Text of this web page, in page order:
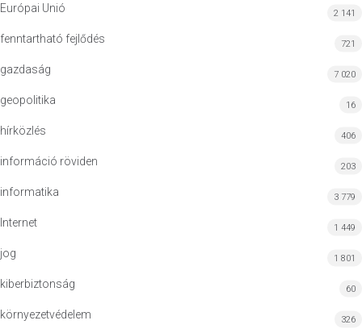
Európai Unió 2 141
fenntartható fejlődés 721
gazdaság 7 020
geopolitika 16
hírközlés 406
információ röviden 203
informatika 3 779
Internet 1 449
jog 1 801
kiberbiztonság 60
környezetvédelem 326